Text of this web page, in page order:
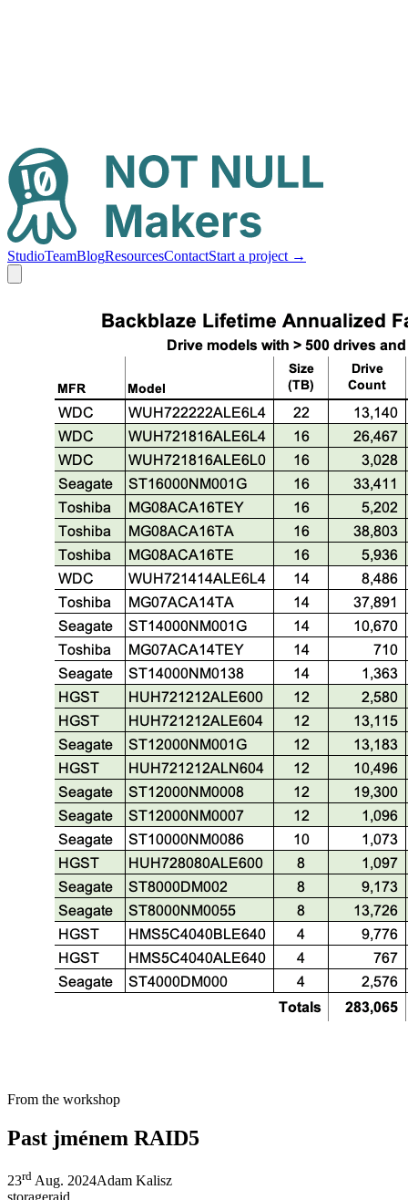
StudioTeamBlogResourcesContactStart a project →
From the workshop
Past jménem RAID5
23rd Aug. 2024Adam Kalisz